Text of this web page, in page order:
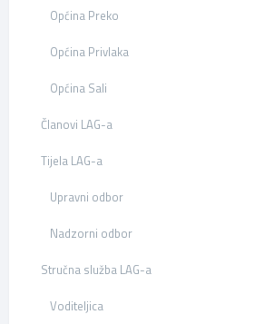
Općina Preko
Općina Privlaka
Općina Sali
Članovi LAG-a
Tijela LAG-a
Upravni odbor
Nadzorni odbor
Stručna služba LAG-a
Voditeljica